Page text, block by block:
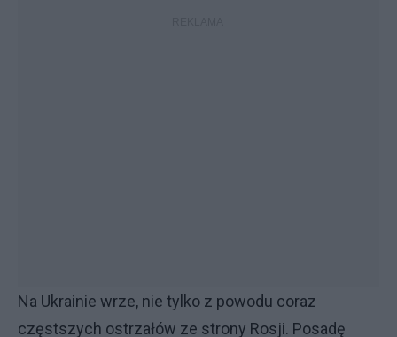
Na Ukrainie wrze, nie tylko z powodu coraz
częstszych ostrzałów ze strony Rosji. Posadę